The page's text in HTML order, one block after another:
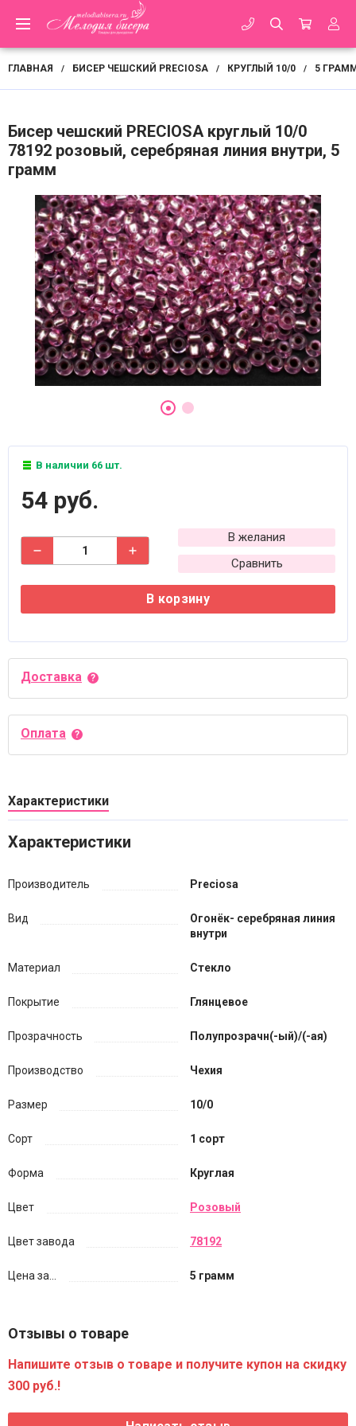
ГЛАВНАЯ / БИСЕР ЧЕШСКИЙ PRECIOSA / КРУГЛЫЙ 10/0 / 5
Бисер чешский PRECIOSA круглый 10/0
78192 розовый, серебряная линия внутри, 5
грамм
В наличии 66 шт.
54 руб.
В желания
Сравнить
В корзину
Доставка
Оплата
Характеристики
Характеристики
Производитель Preciosa
Вид
Огонёк- серебряная линия
внутри
Материал Стекло
Покрытие Глянцевое
Прозрачность Полупрозрачн(-ый)/(-ая)
Производство Чехия
Размер 10/0
Сорт 1 сорт
Форма Круглая
Цвет Розовый
Цвет завода 78192
Цена за... 5 грамм
Отзывы о товаре
Напишите отзыв о товаре и получите купон на скидку
300 руб.!